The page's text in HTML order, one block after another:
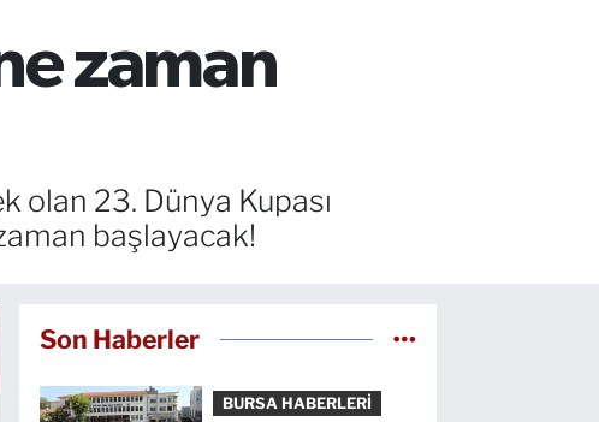
zaman
olan 23. Dünya Kupası
başlayacak!
Son Haberler
BURSA HABERLERİ